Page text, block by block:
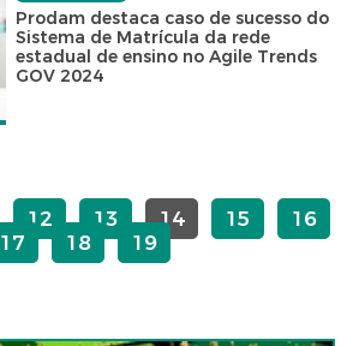
Prodam destaca caso de sucesso do
Sistema de Matrícula da rede
estadual de ensino no Agile Trends
GOV 2024
12 13 14 15
16
17
18 19